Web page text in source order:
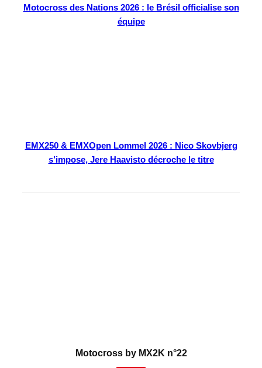
Motocross des Nations 2026 : le Brésil officialise son
équipe
EMX250 & EMXOpen Lommel 2026 : Nico Skovbjerg
s’impose, Jere Haavisto décroche le titre
Motocross by MX2K n°22